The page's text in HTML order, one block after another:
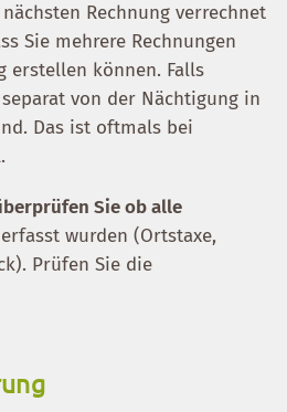
Rechnung verrechnet
Sie mehrere Rechnungen
erstellen können. Falls
von der Nächtigung in
Das ist oftmals bei
Sie ob alle
erfasst wurden (Ortstaxe,
Prüfen Sie die